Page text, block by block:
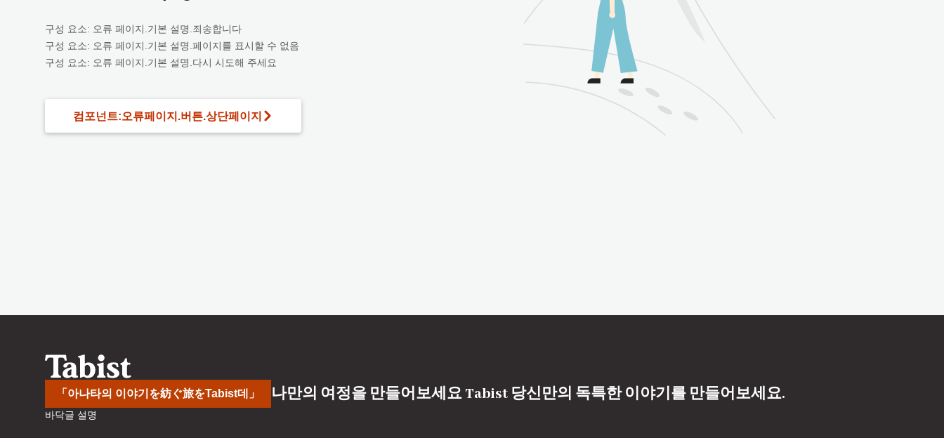
구성 요소: 오류 페이지.기본 설명.죄송합니다
구성 요소: 오류 페이지.기본 설명.페이지를 표시할 수 없음
구성 요소: 오류 페이지.기본 설명.다시 시도해 주세요
컴포넌트:오류페이지.버튼.상단페이지
「아나타의 이야기を紡ぐ旅をTabist데」 나만의 여정을 만들어보세요 Tabist 당신만의 독특한 이야기를 만들어보세요.
바닥글 설명